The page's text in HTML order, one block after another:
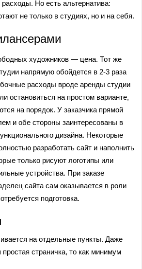
расходы. Но есть альтернатива:
не только в студиях, но и на себя.
художников — цена. Тот же
напрямую обойдется в 2-3 раза
расходы вроде аренды студии
остановиться на простом варианте,
на порядок. У заказчика прямой
и обе стороны заинтересованы в
дизайна. Некоторые
разработать сайт и наполнить
только рисуют логотипы или
устройства. При заказе
сайта сам оказывается в роли
подготовка.
на отдельные пункты. Даже
простая страничка, то как минимум